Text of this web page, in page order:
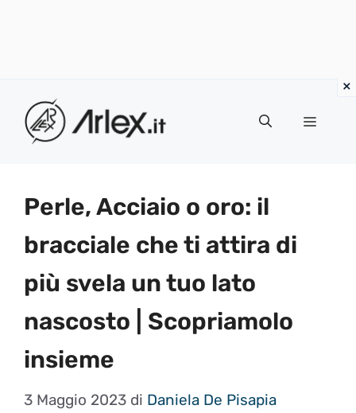
contenuto
Menu
Perle, Acciaio o oro: il
bracciale che ti attira di
più svela un tuo lato
nascosto | Scopriamolo
insieme
3 Maggio 2023 di Daniela De Pisapia